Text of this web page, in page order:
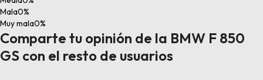
Mala0%
Muy mala0%
Comparte tu opinión de la BMW F 850
GS con el resto de usuarios